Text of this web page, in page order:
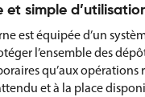
et simple
est équipée d’un
l’ensemble des
qu’aux opérations
et à la place